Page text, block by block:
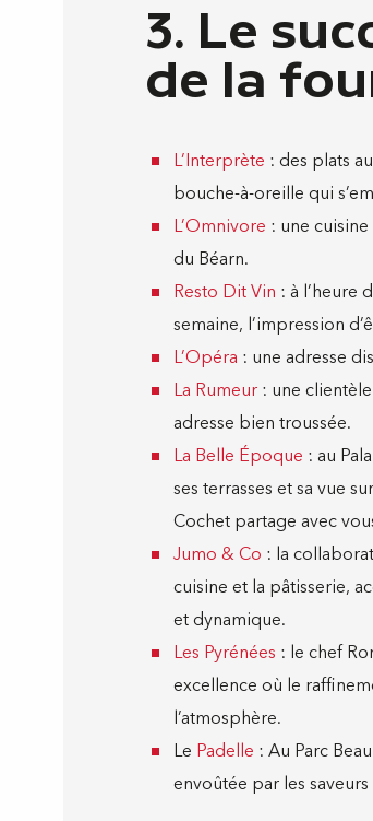
3. Le
de la
L’Interprète : des plats
bouche-à-oreille qui
L’Omnivore : une
du Béarn.
Resto Dit Vin : à l’heure
semaine, l’impression
L’Opéra : une adresse
La Rumeur: une
adresse bien troussée.
La Belle Époque : au
ses terrasses et sa vue
Cochet partage avec
Jumo & Co : la
cuisine et la pâtisserie,
et dynamique.
Les Pyrénées : le chef
excellence où le
l’atmosphère.
Le Padelle : Au Parc
envoûtée par les